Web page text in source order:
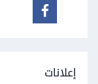
إعلانات